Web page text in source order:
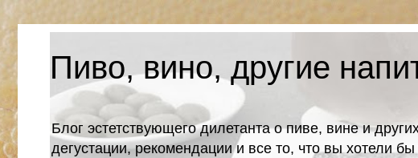
Пиво, вино, другие
Блог эстетствующего дилетанта о пиве, вине и
дегустации, рекомендации и все то, что вы хотели